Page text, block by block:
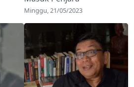
Minggu, 21/05/2023